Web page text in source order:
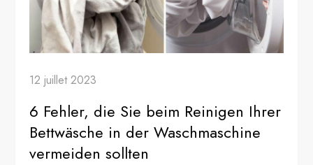
12 juillet 2023
6 Fehler, die Sie beim Reinigen Ihrer
Bettwäsche in der Waschmaschine
vermeiden sollten